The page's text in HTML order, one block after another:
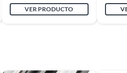
VER PRODUCTO